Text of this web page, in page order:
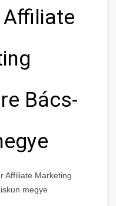
Affiliate
Bács-
Affiliate Marketing
megye